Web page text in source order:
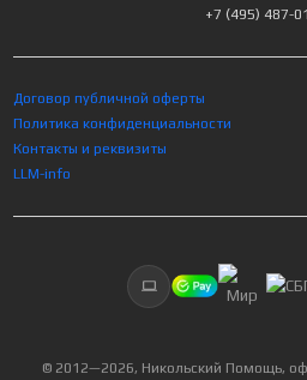
+7 (495) 487-
Договор публичной оферты
Политика конфиденциальности
Контакты и реквизиты
LLM-info
© 2012—2026, Никольский Помощь,